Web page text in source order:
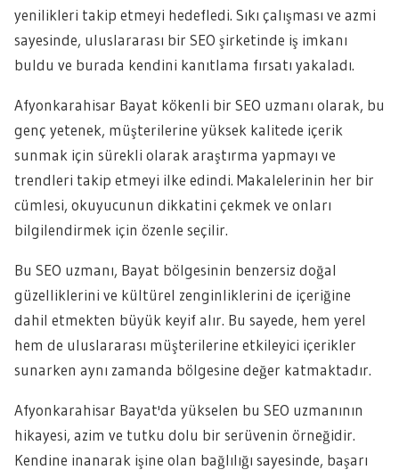
yenilikleri takip etmeyi hedefledi. Sıkı çalışması ve azmi
sayesinde, uluslararası bir SEO şirketinde iş imkanı
buldu ve burada kendini kanıtlama fırsatı yakaladı.
Afyonkarahisar Bayat kökenli bir SEO uzmanı olarak, bu
genç yetenek, müşterilerine yüksek kalitede içerik
sunmak için sürekli olarak araştırma yapmayı ve
trendleri takip etmeyi ilke edindi. Makalelerinin her bir
cümlesi, okuyucunun dikkatini çekmek ve onları
bilgilendirmek için özenle seçilir.
Bu SEO uzmanı, Bayat bölgesinin benzersiz doğal
güzelliklerini ve kültürel zenginliklerini de içeriğine
dahil etmekten büyük keyif alır. Bu sayede, hem yerel
hem de uluslararası müşterilerine etkileyici içerikler
sunarken aynı zamanda bölgesine değer katmaktadır.
Afyonkarahisar Bayat'da yükselen bu SEO uzmanının
hikayesi, azim ve tutku dolu bir serüvenin örneğidir.
Kendine inanarak işine olan bağlılığı sayesinde, başarı